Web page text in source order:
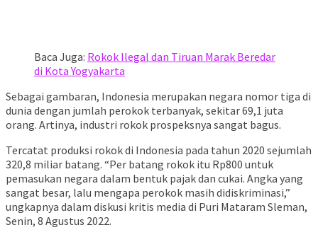
Baca Juga: Rokok Ilegal dan Tiruan Marak Beredar
di Kota Yogyakarta
Sebagai gambaran, Indonesia merupakan negara nomor tiga di
dunia dengan jumlah perokok terbanyak, sekitar 69,1 juta
orang. Artinya, industri rokok prospeksnya sangat bagus.
Tercatat produksi rokok di Indonesia pada tahun 2020 sejumlah
320,8 miliar batang. “Per batang rokok itu Rp800 untuk
pemasukan negara dalam bentuk pajak dan cukai. Angka yang
sangat besar, lalu mengapa perokok masih didiskriminasi,”
ungkapnya dalam diskusi kritis media di Puri Mataram Sleman,
Senin, 8 Agustus 2022.